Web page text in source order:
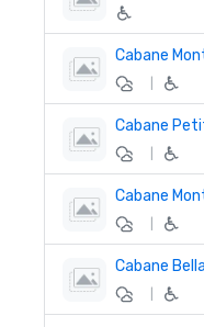
Cabane
Cabane
Cabane
Cabane